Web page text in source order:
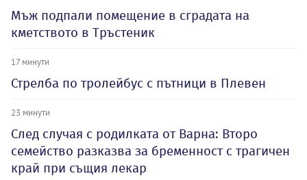
Мъж подпали помещение в сградата на
кметството в Тръстеник
17 минути
Стрелба по тролейбус с пътници в Плевен
23 минути
След случая с родилката от Варна: Второ
семейство разказва за бременност с трагичен
край при същия лекар